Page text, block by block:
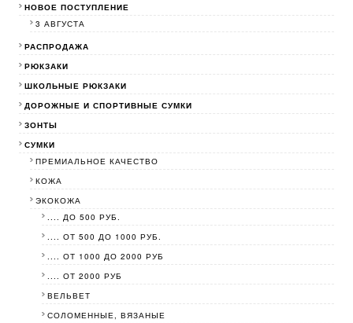
НОВОЕ ПОСТУПЛЕНИЕ
3 АВГУСТА
РАСПРОДАЖА
РЮКЗАКИ
ШКОЛЬНЫЕ РЮКЗАКИ
ДОРОЖНЫЕ И СПОРТИВНЫЕ СУМКИ
ЗОНТЫ
СУМКИ
ПРЕМИАЛЬНОЕ КАЧЕСТВО
КОЖА
ЭКОКОЖА
.... ДО 500 РУБ.
.... ОТ 500 ДО 1000 РУБ.
.... ОТ 1000 ДО 2000 РУБ
.... ОТ 2000 РУБ
ВЕЛЬВЕТ
СОЛОМЕННЫЕ, ВЯЗАНЫЕ